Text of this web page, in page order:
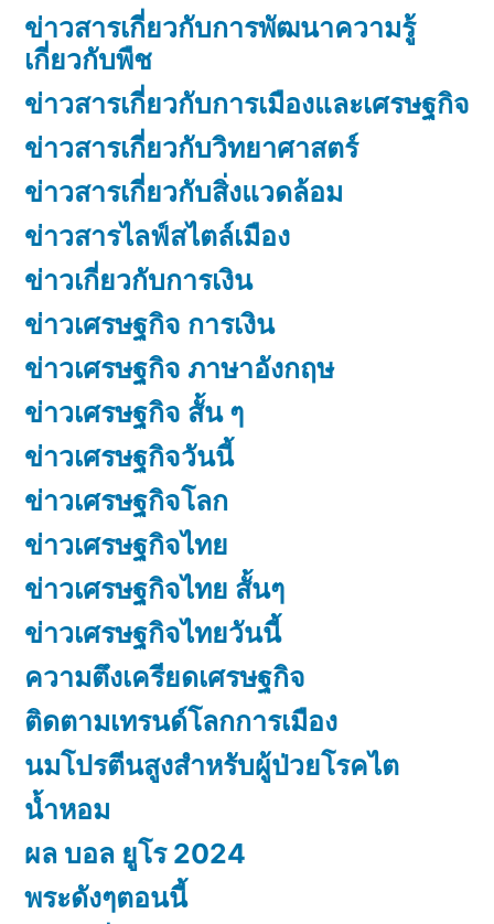
ข่าวสารเกี่ยวกับการพัฒนาความรู้
เกี่ยวกับพืช
ข่าวสารเกี่ยวกับการเมืองและเศรษฐกิจ
ข่าวสารเกี่ยวกับวิทยาศาสตร์
ข่าวสารเกี่ยวกับสิ่งแวดล้อม
ข่าวสารไลฟ์สไตล์เมือง
ข่าวเกี่ยวกับการเงิน
ข่าวเศรษฐกิจ การเงิน
ข่าวเศรษฐกิจ ภาษาอังกฤษ
ข่าวเศรษฐกิจ สั้น ๆ
ข่าวเศรษฐกิจวันนี้
ข่าวเศรษฐกิจโลก
ข่าวเศรษฐกิจไทย
ข่าวเศรษฐกิจไทย สั้นๆ
ข่าวเศรษฐกิจไทยวันนี้
ความตึงเครียดเศรษฐกิจ
ติดตามเทรนด์โลกการเมือง
นมโปรตีนสูงสำหรับผู้ป่วยโรคไต
น้ำหอม
ผล บอล ยูโร 2024
พระดังๆตอนนี้